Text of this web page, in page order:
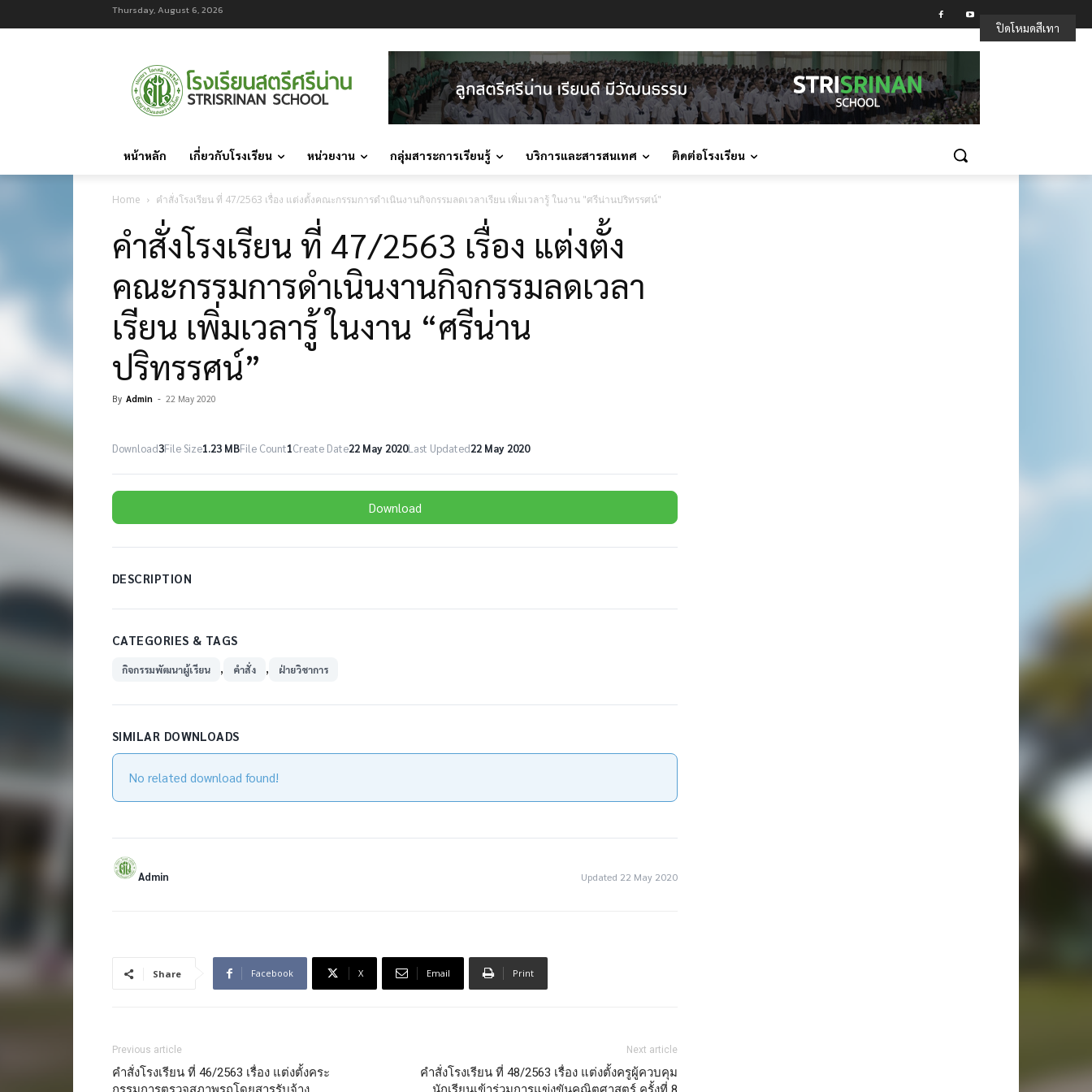
Thursday, August 6, 2026
หน้าหลัก เกี่ยวกับโรงเรียน หน่วยงาน กลุ่มสาระการเรียนรู้ บริการและสารสนเทศ ติดต่อโรงเรียน
Home คำสั่งโรงเรียน ที่ 47/2563 เรื่อง แต่งตั้งคณะกรรมการดำเนินงานกิจกรรมลดเวลาเรียน เพิ่มเวลารู้ ในงาน "ศรีน่านปริทรรศน์"
คำสั่งโรงเรียน ที่ 47/2563 เรื่อง แต่งตั้ง
คณะกรรมการดำเนินงานกิจกรรมลดเวลา
เรียน เพิ่มเวลารู้ ในงาน “ศรีน่าน
ปริทรรศน์”
By Admin - 22 May 2020
Download3File Size1.23 MBFile Count1Create Date22 May 2020Last Updated22 May 2020
Download
DESCRIPTION
CATEGORIES & TAGS
กิจกรรมพัฒนาผู้เรียน , คำสั่ง , ฝ่ายวิชาการ
SIMILAR DOWNLOADS
No related download found!
Admin Updated 22 May 2020
Share Facebook X Email Print
Previous article
คำสั่งโรงเรียน ที่ 46/2563 เรื่อง แต่งตั้งคระ
Next article
คำสั่งโรงเรียน ที่ 48/2563 เรื่อง แต่งตั้งครูผู้ควบคุม
ปิดโหมดสีเทา